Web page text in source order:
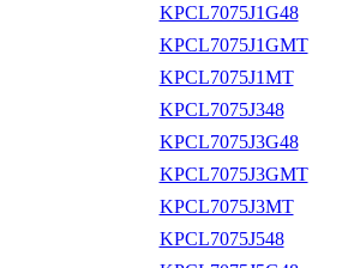
KPCL7075J1G48
KPCL7075J1GMT
KPCL7075J1MT
KPCL7075J348
KPCL7075J3G48
KPCL7075J3GMT
KPCL7075J3MT
KPCL7075J548